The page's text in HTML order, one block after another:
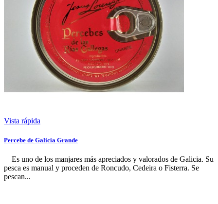
Vista rápida
Percebe de Galicia Grande
Es uno de los manjares más apreciados y valorados de Galicia. Su
pesca es manual y proceden de Roncudo, Cedeira o Fisterra. Se
pescan...